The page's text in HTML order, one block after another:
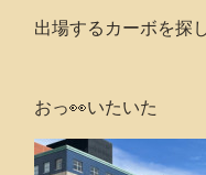
出場するカーボを探
おっ👀いたいた